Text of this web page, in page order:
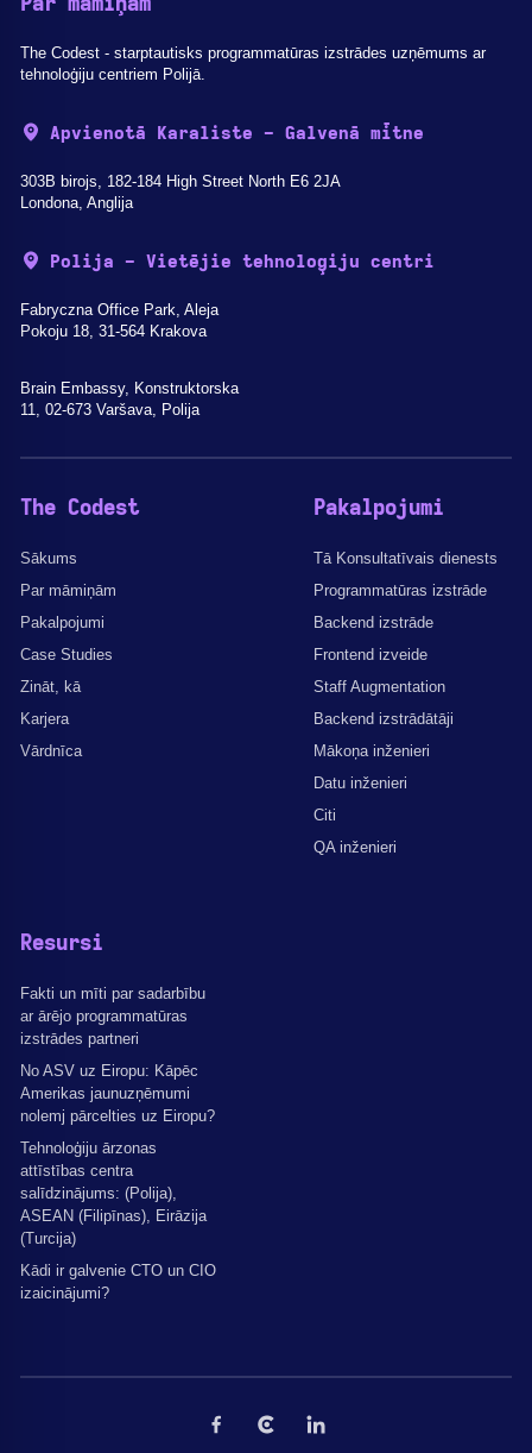
Par māmiņām
The Codest - starptautisks programmatūras izstrādes uzņēmums ar
tehnoloģiju centriem Polijā.
Apvienotā Karaliste - Galvenā mītne
303B birojs, 182-184 High Street North E6 2JA
Londona, Anglija
Polija - Vietējie tehnoloģiju centri
Fabryczna Office Park, Aleja
Pokoju 18, 31-564 Krakova
Brain Embassy, Konstruktorska
11, 02-673 Varšava, Polija
The Codest
Sākums
Par māmiņām
Pakalpojumi
Case Studies
Zināt, kā
Karjera
Vārdnīca
Pakalpojumi
Tā Konsultatīvais dienests
Programmatūras izstrāde
Backend izstrāde
Frontend izveide
Staff Augmentation
Backend izstrādātāji
Mākoņa inženieri
Datu inženieri
Citi
QA inženieri
Resursi
Fakti un mīti par sadarbību
ar ārējo programmatūras
izstrādes partneri
No ASV uz Eiropu: Kāpēc
Amerikas jaunuzņēmumi
nolemj pārcelties uz Eiropu?
Tehnoloģiju ārzonas
attīstības centra
salīdzinājums: (Polija),
ASEAN (Filipīnas), Eirāzija
(Turcija)
Kādi ir galvenie CTO un CIO
izaicinājumi?